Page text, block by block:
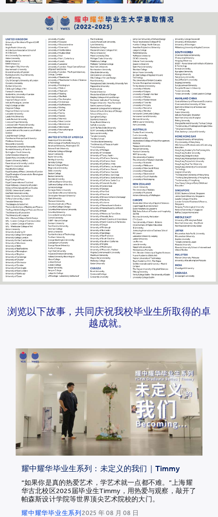
浏览以下故事，共同庆祝我校毕业生所取得的卓
越成就。
耀中耀华毕业生系列：未定义的我们｜Timmy
“如果你是真的热爱艺术，学艺术就一点都不难。”上海耀
华古北校区2025届毕业生Timmy，用热爱与观察，敲开了
帕森斯设计学院等世界顶尖艺术院校的大门。
耀中耀华毕业生系列 2025 年 08 月 08 日